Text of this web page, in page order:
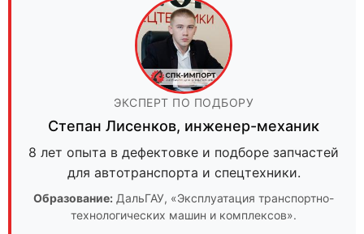
ЭКСПЕРТ ПО ПОДБОРУ
Степан Лисенков, инженер-механик
8 лет опыта в дефектовке и подборе запчастей
для автотранспорта и спецтехники.
Образование: ДальГАУ, «Эксплуатация транспортно-
технологических машин и комплексов».